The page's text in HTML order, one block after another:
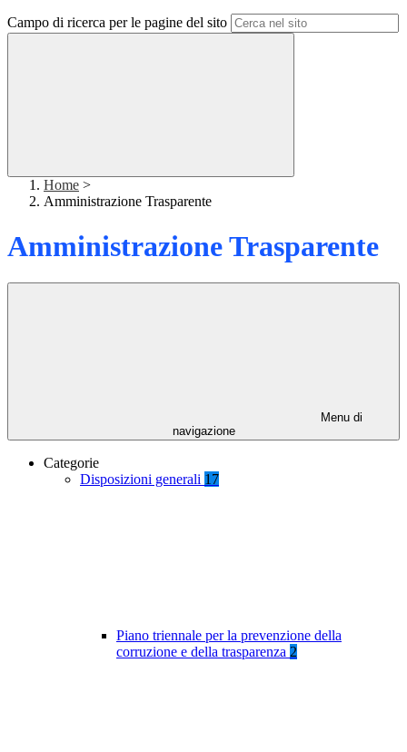
Campo di ricerca per le pagine del sito
Home >
Amministrazione Trasparente
Amministrazione Trasparente
Menu di
navigazione
Categorie
Disposizioni generali 17
Piano triennale per la prevenzione della
corruzione e della trasparenza 2